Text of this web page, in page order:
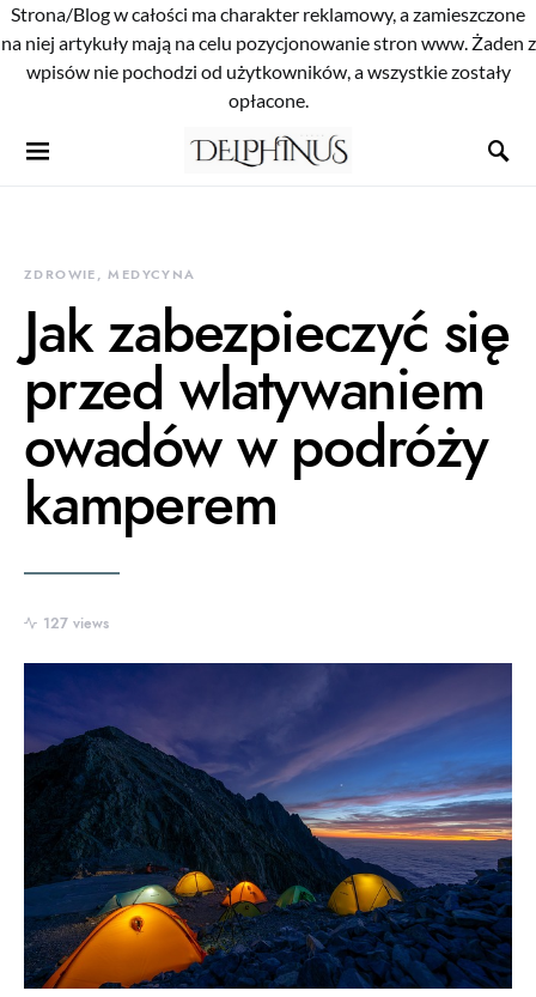
Strona/Blog w całości ma charakter reklamowy, a zamieszczone
na niej artykuły mają na celu pozycjonowanie stron www. Żaden z
wpisów nie pochodzi od użytkowników, a wszystkie zostały
opłacone.
ZDROWIE, MEDYCYNA
Jak zabezpieczyć się
przed wlatywaniem
owadów w podróży
kamperem
127 views